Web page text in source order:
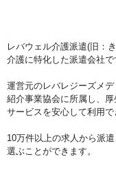
レバウェル介護派遣(旧：
介護に特化した派遣会社で
運営元のレバレジーズメ
紹介事業協会に所属し、
サービスを安心して利用で
10万件以上の求人から派
選ぶことができます。